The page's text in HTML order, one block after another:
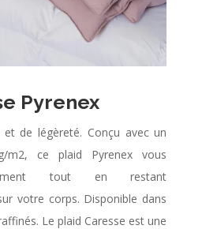
Pyrenex
de légèreté. Conçu avec un
m2, ce plaid Pyrenex vous
tout en restant
votre corps. Disponible dans
Le plaid Caresse est une